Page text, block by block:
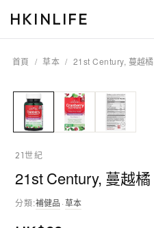
HKINLIFE
首頁 / 草本 / 21st Century, 蔓越
21世紀
21st Century, 蔓越
分類:補健品 ·草本